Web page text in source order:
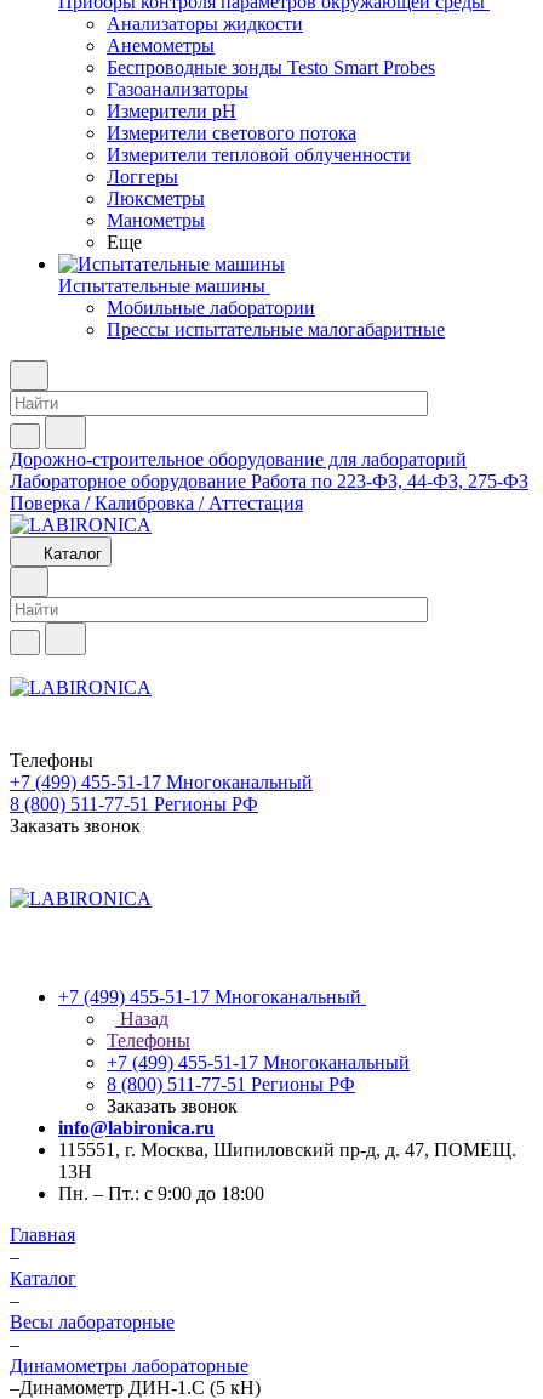
Анализаторы жидкости
Анемометры
Беспроводные зонды Testo Smart Probes
Газоанализаторы
Измерители pH
Измерители светового потока
Измерители тепловой облученности
Логгеры
Люксметры
Манометры
Еще
Испытательные машины
Мобильные лаборатории
Прессы испытательные малогабаритные
Дорожно-строительное оборудование для лабораторий
Лабораторное оборудование Работа по 223-ФЗ, 44-ФЗ, 275-ФЗ
Поверка / Калибровка / Аттестация
Каталог
Телефоны
+7 (499) 455-51-17 Многоканальный
8 (800) 511-77-51 Регионы РФ
Заказать звонок
+7 (499) 455-51-17 Многоканальный
Назад
Телефоны
+7 (499) 455-51-17 Многоканальный
8 (800) 511-77-51 Регионы РФ
Заказать звонок
info@labironica.ru
115551, г. Москва, Шипиловский пр-д, д. 47, ПОМЕЩ.
13Н
Пн. – Пт.: с 9:00 до 18:00
Главная
–
Каталог
–
Весы лабораторные
–
Динамометры лабораторные
–Динамометр ДИН-1.С (5 кН)